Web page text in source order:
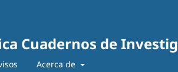
Cuadernos de
Acerca de